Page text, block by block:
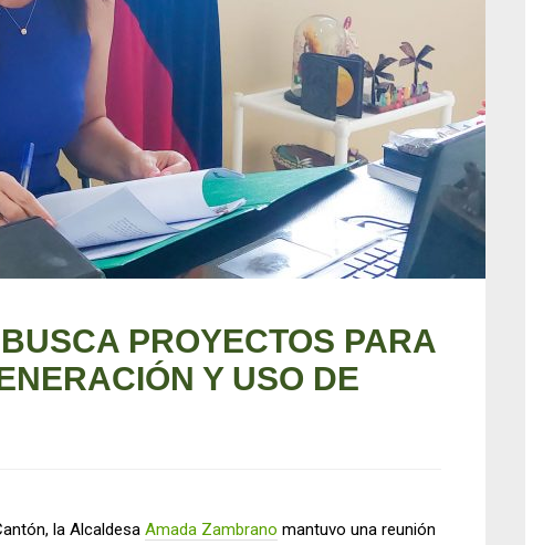
PROYECTOS PARA
Y USO DE
la Alcaldesa Amada Zambrano mantuvo una reunión